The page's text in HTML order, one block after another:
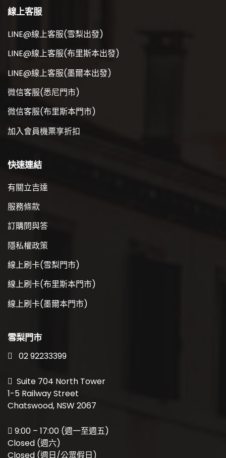
線上客服
LINE@線上客服(雪梨出發)
LINE@線上客服(布里斯本出發)
LINE@線上客服(墨爾本出發)
微信客服(悉尼門市)
微信客服(布里斯本門市)
加入會員機票享折扣
快速連結
有關立吉達
服務條款
訂購問與答
隱私權政策
線上刷卡(雪梨門市)
線上刷卡(布里斯本門市)
線上刷卡(墨爾本門市)
雪梨門市
02 92233399
Suite 704 North Tower
1-5 Railway Street
Chatswood, NSW 2067
9:00 – 17:00 (週一至週五)
Closed (週六)
Closed (週日/公眾假日)